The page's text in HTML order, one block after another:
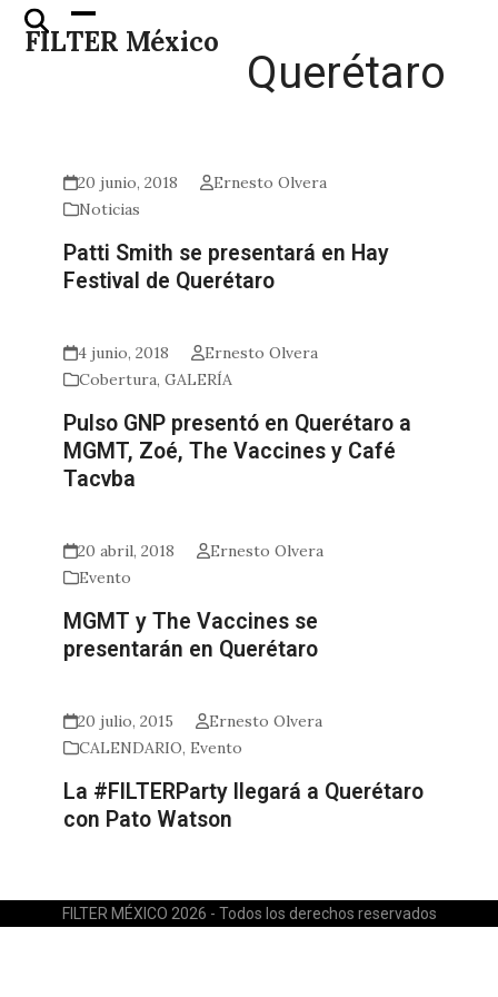
Skip
FILTER México
Open
mobile
Close
mobile
Querétaro
20 junio, 2018
Ernesto Olvera
Noticias
Patti Smith se presentará en Hay
Festival de Querétaro
4 junio, 2018
Ernesto Olvera
Cobertura,GALERÍA
Pulso GNP presentó en Querétaro a
MGMT, Zoé, The Vaccines y Café
Tacvba
20 abril, 2018
Ernesto Olvera
Evento
MGMT y The Vaccines se
presentarán en Querétaro
20 julio, 2015
Ernesto Olvera
CALENDARIO,Evento
La #FILTERParty llegará a Querétaro
con Pato Watson
FILTER MÉXICO 2026 - Todos los derechos reservados